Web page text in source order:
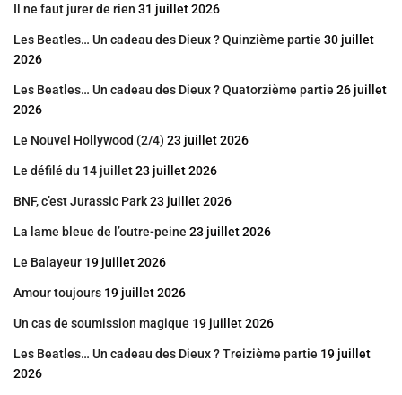
Il ne faut jurer de rien 31 juillet 2026
Les Beatles… Un cadeau des Dieux ? Quinzième partie 30 juillet
2026
Les Beatles… Un cadeau des Dieux ? Quatorzième partie 26 juillet
2026
Le Nouvel Hollywood (2/4) 23 juillet 2026
Le défilé du 14 juillet23 juillet 2026
BNF, c’est Jurassic Park23 juillet 2026
La lame bleue de l’outre-peine 23 juillet 2026
Le Balayeur 19 juillet 2026
Amour toujours 19 juillet 2026
Un cas de soumission magique 19 juillet 2026
Les Beatles… Un cadeau des Dieux ? Treizième partie 19 juillet
2026